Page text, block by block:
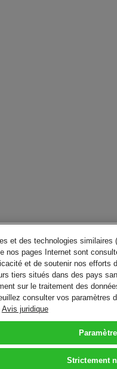
et des technologies
nos pages Internet sont
et de soutenir nos
tiers situés dans des pays
sur le traitement des
consulter vos paramètres
Avis juridique
Strictement